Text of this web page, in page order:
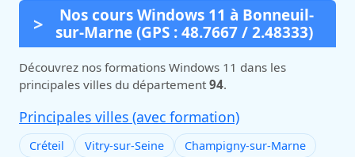
Nos cours Windows 11 à Bonneuil-
sur-Marne (GPS : 48.7667 / 2.48333)
Découvrez nos formations Windows 11 dans les
principales villes du département 94.
Principales villes (avec formation)
Créteil Vitry-sur-Seine
Champigny-sur-Marne